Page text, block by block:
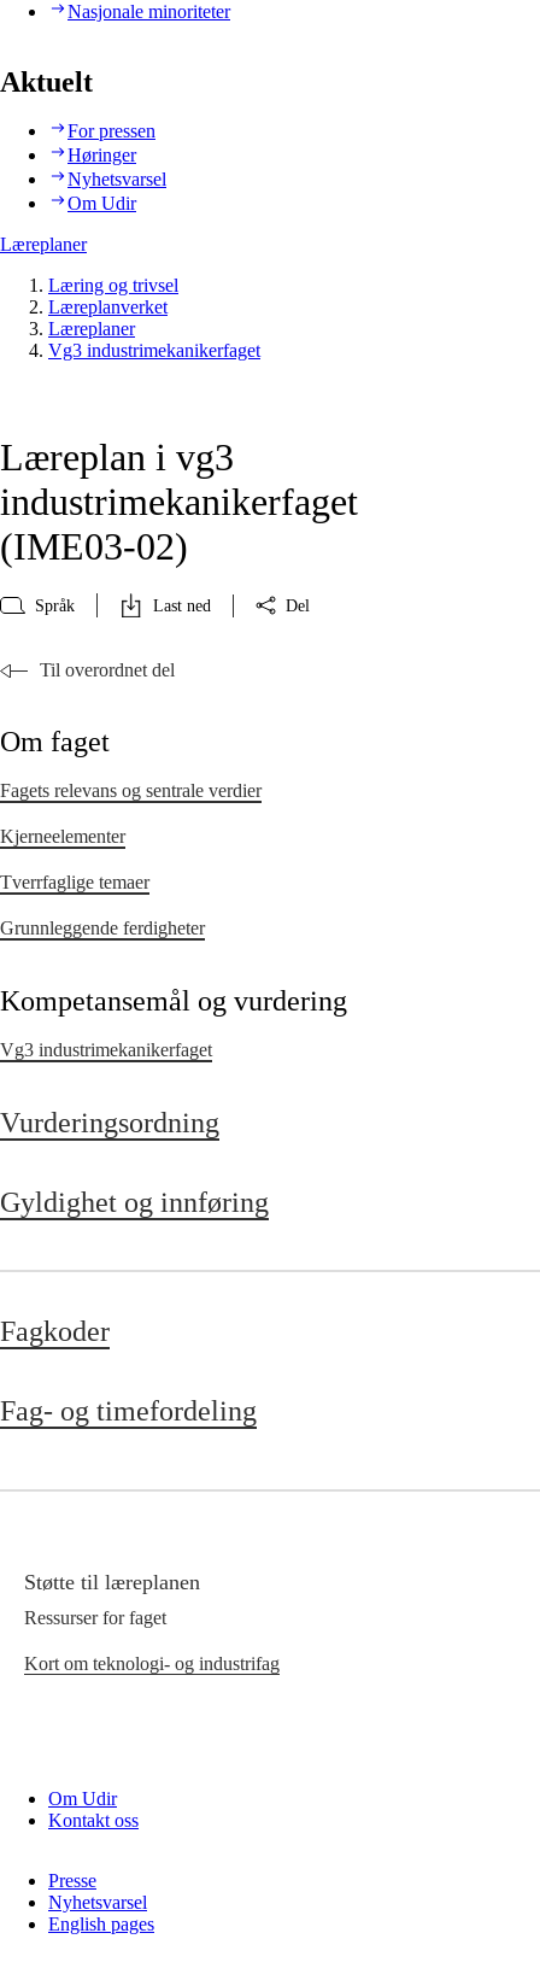
Nasjonale minoriteter
Aktuelt
For pressen
Høringer
Nyhetsvarsel
Om Udir
Læreplaner
Læring og trivsel
Læreplanverket
Læreplaner
Vg3 industrimekanikerfaget
Læreplan i vg3
industrimekanikerfaget
(IME03‑02)
Språk Last ned Del
Til overordnet del
Om faget
Fagets relevans og sentrale verdier
Kjerneelementer
Tverrfaglige temaer
Grunnleggende ferdigheter
Kompetansemål og vurdering
Vg3 industrimekanikerfaget
Vurderingsordning
Gyldighet og innføring
Fagkoder
Fag- og timefordeling
Støtte til læreplanen
Ressurser for faget
Kort om teknologi- og industrifag
Om Udir
Kontakt oss
Presse
Nyhetsvarsel
English pages